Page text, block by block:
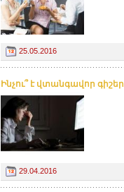
25.05.2016
Ինչու՞ է վտանգավոր
29.04.2016